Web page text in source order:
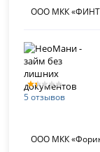
ООО МКК
5 отзывов
ООО МКК